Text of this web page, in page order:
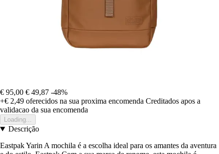
€ 95,00 € 49,87 -48%
+€ 2,49 oferecidos na sua proxima encomenda Creditados apos a
validacao da sua encomenda
Loading...
Descrição
Eastpak Yarin A mochila é a escolha ideal para os amantes da aventura